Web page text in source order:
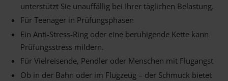
unterstützt Sie unauffällig bei Ihrer täglichen Belastung.
Für Teenager in Prüfungsphasen
Ein Anti-Stress-Ring oder eine beruhigende Kette kann
Prüfungsstress mildern.
Für Vielreisende, Pendler oder Menschen mit Flugangst
Ob in der Bahn oder im Flugzeug – der Schmuck bietet